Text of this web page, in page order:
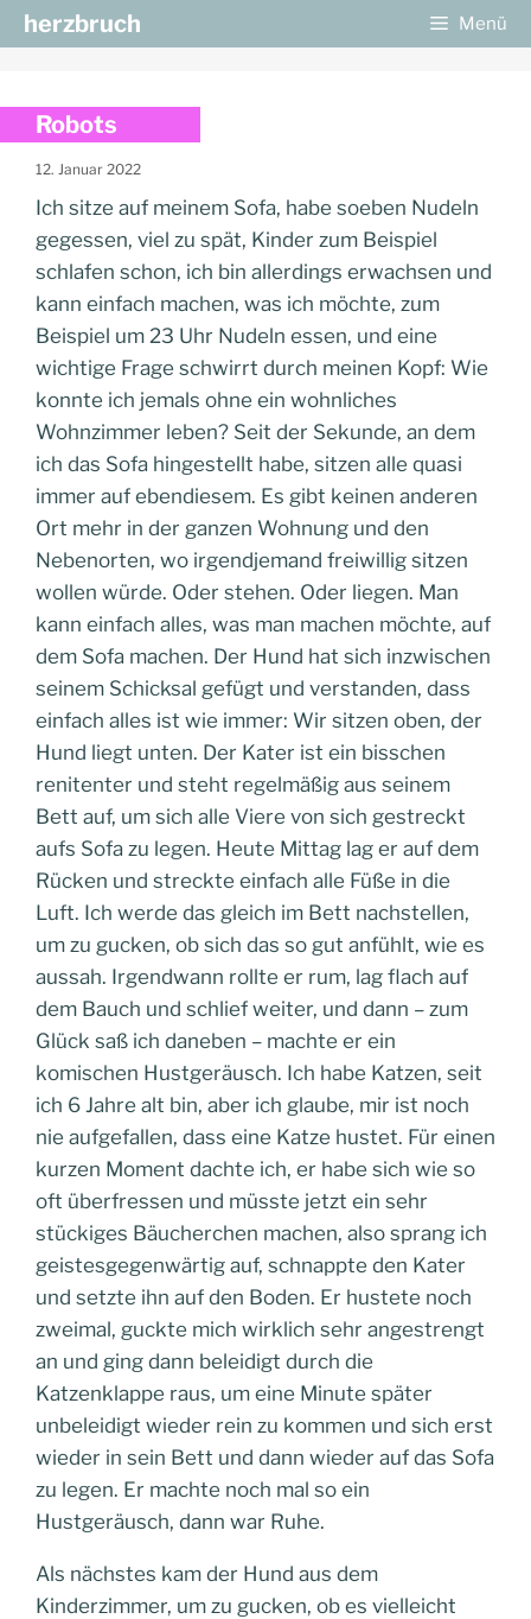
Zum
Inhalt
herzbruch Menü
Robots
12. Januar 2022
Ich sitze auf meinem Sofa, habe soeben Nudeln
gegessen, viel zu spät, Kinder zum Beispiel
schlafen schon, ich bin allerdings erwachsen und
kann einfach machen, was ich möchte, zum
Beispiel um 23 Uhr Nudeln essen, und eine
wichtige Frage schwirrt durch meinen Kopf: Wie
konnte ich jemals ohne ein wohnliches
Wohnzimmer leben? Seit der Sekunde, an dem
ich das Sofa hingestellt habe, sitzen alle quasi
immer auf ebendiesem. Es gibt keinen anderen
Ort mehr in der ganzen Wohnung und den
Nebenorten, wo irgendjemand freiwillig sitzen
wollen würde. Oder stehen. Oder liegen. Man
kann einfach alles, was man machen möchte, auf
dem Sofa machen. Der Hund hat sich inzwischen
seinem Schicksal gefügt und verstanden, dass
einfach alles ist wie immer: Wir sitzen oben, der
Hund liegt unten. Der Kater ist ein bisschen
renitenter und steht regelmäßig aus seinem
Bett auf, um sich alle Viere von sich gestreckt
aufs Sofa zu legen. Heute Mittag lag er auf dem
Rücken und streckte einfach alle Füße in die
Luft. Ich werde das gleich im Bett nachstellen,
um zu gucken, ob sich das so gut anfühlt, wie es
aussah. Irgendwann rollte er rum, lag flach auf
dem Bauch und schlief weiter, und dann – zum
Glück saß ich daneben – machte er ein
komischen Hustgeräusch. Ich habe Katzen, seit
ich 6 Jahre alt bin, aber ich glaube, mir ist noch
nie aufgefallen, dass eine Katze hustet. Für einen
kurzen Moment dachte ich, er habe sich wie so
oft überfressen und müsste jetzt ein sehr
stückiges Bäucherchen machen, also sprang ich
geistesgegenwärtig auf, schnappte den Kater
und setzte ihn auf den Boden. Er hustete noch
zweimal, guckte mich wirklich sehr angestrengt
an und ging dann beleidigt durch die
Katzenklappe raus, um eine Minute später
unbeleidigt wieder rein zu kommen und sich erst
wieder in sein Bett und dann wieder auf das Sofa
zu legen. Er machte noch mal so ein
Hustgeräusch, dann war Ruhe.
Als nächstes kam der Hund aus dem
Kinderzimmer, um zu gucken, ob es vielleicht